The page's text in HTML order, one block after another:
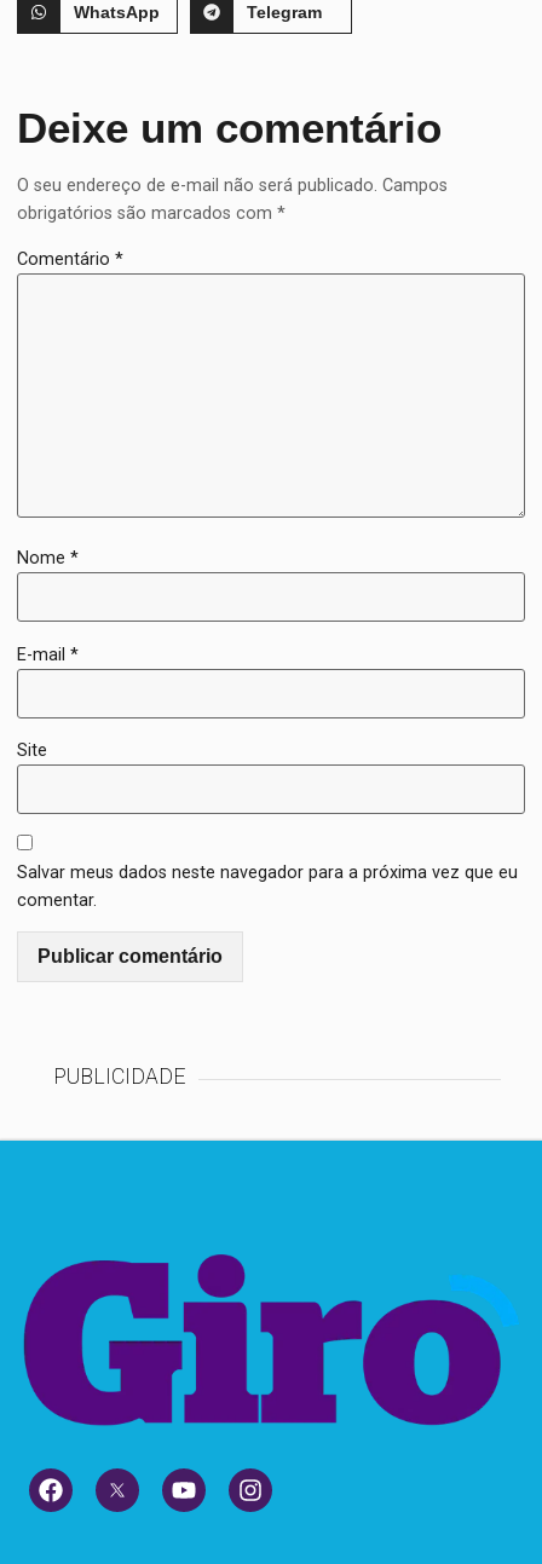
WhatsApp Telegram
Deixe um comentário
O seu endereço de e-mail não será publicado. Campos
obrigatórios são marcados com*
Comentário*
Nome*
E-mail*
Site
Salvar meus dados neste navegador para a próxima vez que eu
comentar.
PUBLICIDADE